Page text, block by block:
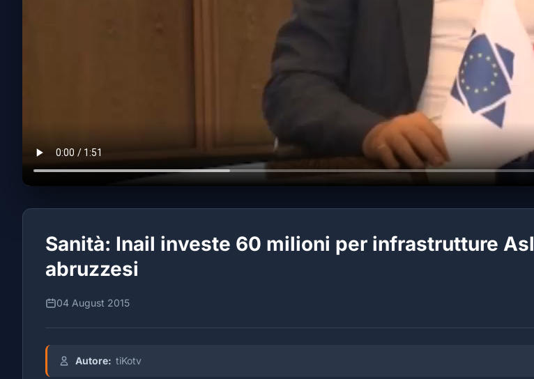
Sanità: Inail investe 60 milioni per infrastrutture Asl
abruzzesi
04 August 2015
Autore: tiKotv